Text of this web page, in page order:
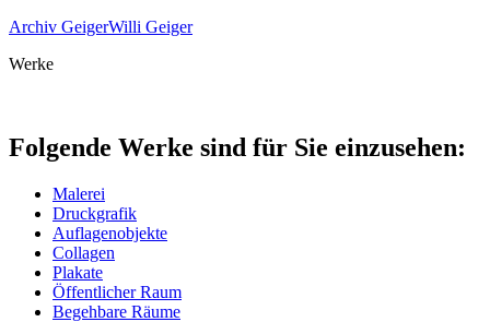
Archiv GeigerWilli Geiger
Werke
Folgende Werke sind für Sie einzusehen:
Malerei
Druckgrafik
Auflagenobjekte
Collagen
Plakate
Öffentlicher Raum
Begehbare Räume